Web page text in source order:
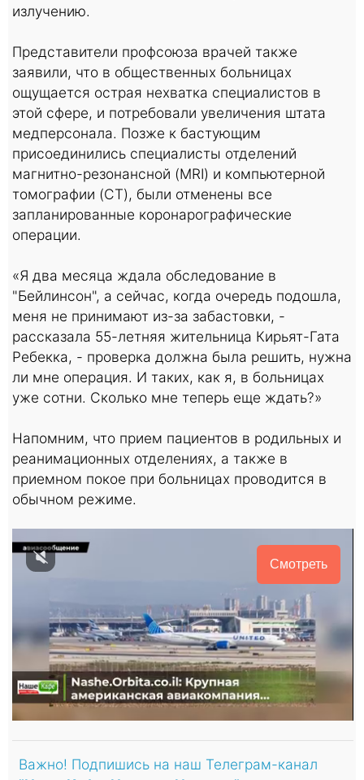
излучению.
Представители профсоюза врачей также
заявили, что в общественных больницах
ощущается острая нехватка специалистов в
этой сфере, и потребовали увеличения штата
медперсонала. Позже к бастующим
присоединились специалисты отделений
магнитно-резонансной (MRI) и компьютерной
томографии (CT), были отменены все
запланированные коронарографические
операции.
«Я два месяца ждала обследование в
"Бейлинсон", а сейчас, когда очередь подошла,
меня не принимают из-за забастовки, -
рассказала 55-летняя жительница Кирьят-Гата
Ребекка, - проверка должна была решить, нужна
ли мне операция. И таких, как я, в больницах
уже сотни. Сколько мне теперь еще ждать?»
Напомним, что прием пациентов в родильных и
реанимационных отделениях, а также в
приемном покое при больницах проводится в
обычном режиме.
Смотреть
Важно! Подпишись на наш Телеграм-канал